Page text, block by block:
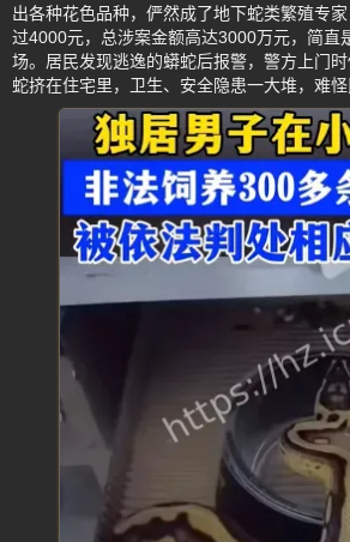
出各种花色品种，俨然成了地下蛇类繁殖专
过4000元，总涉案金额高达3000万元，简直
场。居民发现逃逸的蟒蛇后报警，警方上门
蛇挤在住宅里，卫生、安全隐患一大堆，难怪